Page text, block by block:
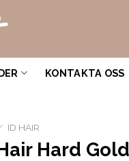
KONTAKTA OSS
ID HAIR
Hard